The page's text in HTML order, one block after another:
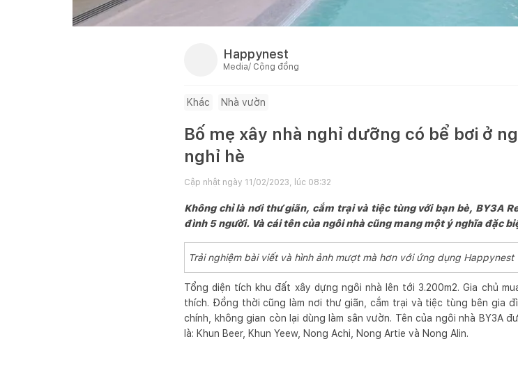
Happynest
Media/ Cộng đồng
Khác Nhà vườn
Bố mẹ xây nhà nghỉ dưỡng có bể bơi ở
nghỉ hè
Cập nhật ngày 11/02/2023, lúc 08:32
Không chỉ là nơi thư giãn, cắm trại và tiệc tùng với bạn bè, BY3A
đình 5 người. Và cái tên của ngôi nhà cũng mang một ý nghĩa đặc
Trải nghiệm bài viết và hình ảnh mượt mà hơn với ứng dụng Happynest
Tổng diện tích khu đất xây dựng ngôi nhà lên tới 3.200m2. Gia chủ
thích. Đồng thời cũng làm nơi thư giãn, cắm trại và tiệc tùng bên gia
chính, không gian còn lại dùng làm sân vườn. Tên của ngôi nhà
là: Khun Beer, Khun Yeew, Nong Achi, Nong Artie và Nong Alin.